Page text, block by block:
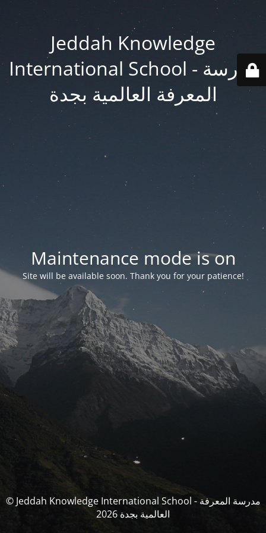
Jeddah Knowledge
International School - مدرسة
المعرفة العالمية بجدة
Maintenance mode is on
Site will be available soon. Thank you for your patience!
© Jeddah Knowledge International School - مدرسة المعرفة
العالمية بجدة 2026